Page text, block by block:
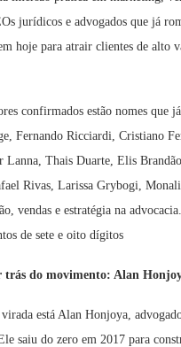
jurídicos e advogados que já
hoje para atrair clientes de alto
confirmados estão nomes
Fernando Ricciardi, Cristiano
Lanna, Thais Duarte, Elis
Rivas, Larissa Grybogi,
vendas e estratégia na
de sete e oito dígitos
trás do movimento: Alan
virada está Alan Honjoya,
saiu do zero em 2017 para